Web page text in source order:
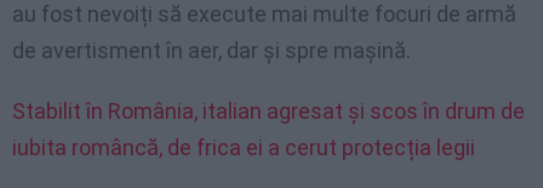
au fost nevoiți să execute mai multe focuri de armă
de avertisment în aer, dar și spre mașină.
Stabilit în România, italian agresat și scos în drum de
iubita româncă, de frica ei a cerut protecția legii